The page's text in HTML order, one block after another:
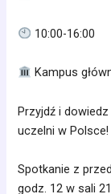
10:00-16:00
Kampus
Przyjdź i
uczelni w Polsce!
Spotkanie z
godz. 12 w sali